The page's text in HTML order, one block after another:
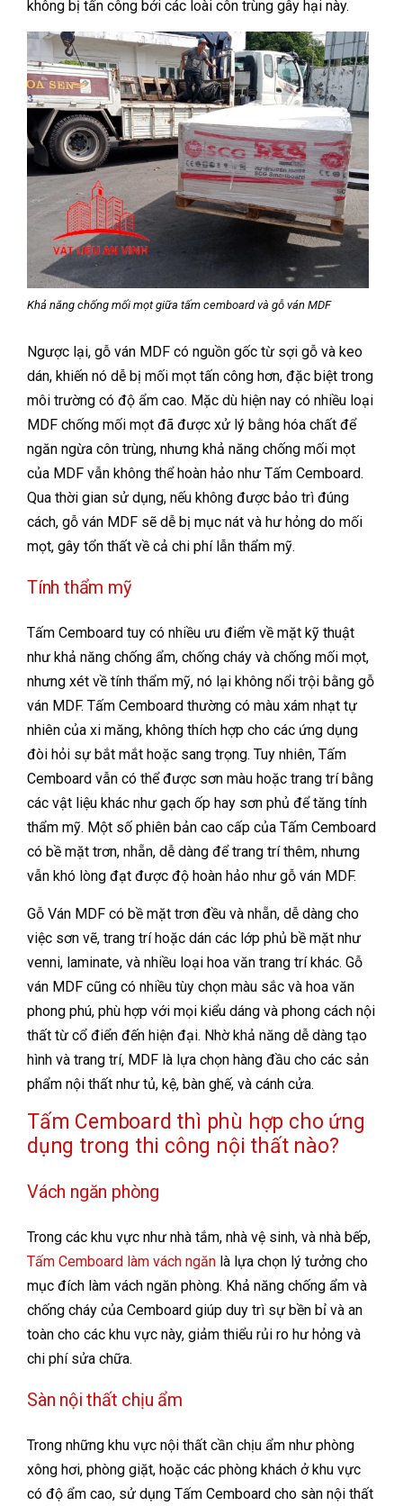
không bị tấn công bởi các loài côn trùng gây hại này.
Khả năng chống mối mọt giữa tấm cemboard và gỗ ván MDF
Ngược lại, gỗ ván MDF có nguồn gốc từ sợi gỗ và keo
dán, khiến nó dễ bị mối mọt tấn công hơn, đặc biệt trong
môi trường có độ ẩm cao. Mặc dù hiện nay có nhiều loại
MDF chống mối mọt đã được xử lý bằng hóa chất để
ngăn ngừa côn trùng, nhưng khả năng chống mối mọt
của MDF vẫn không thể hoàn hảo như Tấm Cemboard.
Qua thời gian sử dụng, nếu không được bảo trì đúng
cách, gỗ ván MDF sẽ dễ bị mục nát và hư hỏng do mối
mọt, gây tổn thất về cả chi phí lẫn thẩm mỹ.
Tính thẩm mỹ
Tấm Cemboard tuy có nhiều ưu điểm về mặt kỹ thuật
như khả năng chống ẩm, chống cháy và chống mối mọt,
nhưng xét về tính thẩm mỹ, nó lại không nổi trội bằng gỗ
ván MDF. Tấm Cemboard thường có màu xám nhạt tự
nhiên của xi măng, không thích hợp cho các ứng dụng
đòi hỏi sự bắt mắt hoặc sang trọng. Tuy nhiên, Tấm
Cemboard vẫn có thể được sơn màu hoặc trang trí bằng
các vật liệu khác như gạch ốp hay sơn phủ để tăng tính
thẩm mỹ. Một số phiên bản cao cấp của Tấm Cemboard
có bề mặt trơn, nhẵn, dễ dàng để trang trí thêm, nhưng
vẫn khó lòng đạt được độ hoàn hảo như gỗ ván MDF.
Gỗ Ván MDF có bề mặt trơn đều và nhẵn, dễ dàng cho
việc sơn vẽ, trang trí hoặc dán các lớp phủ bề mặt như
venni, laminate, và nhiều loại hoa văn trang trí khác. Gỗ
ván MDF cũng có nhiều tùy chọn màu sắc và hoa văn
phong phú, phù hợp với mọi kiểu dáng và phong cách nội
thất từ cổ điển đến hiện đại. Nhờ khả năng dễ dàng tạo
hình và trang trí, MDF là lựa chọn hàng đầu cho các sản
phẩm nội thất như tủ, kệ, bàn ghế, và cánh cửa.
Tấm Cemboard thì phù hợp cho ứng
dụng trong thi công nội thất nào?
Vách ngăn phòng
Trong các khu vực như nhà tắm, nhà vệ sinh, và nhà bếp,
Tấm Cemboard làm vách ngăn là lựa chọn lý tưởng cho
mục đích làm vách ngăn phòng. Khả năng chống ẩm và
chống cháy của Cemboard giúp duy trì sự bền bỉ và an
toàn cho các khu vực này, giảm thiểu rủi ro hư hỏng và
chi phí sửa chữa.
Sàn nội thất chịu ẩm
Trong những khu vực nội thất cần chịu ẩm như phòng
xông hơi, phòng giặt, hoặc các phòng khách ở khu vực
có độ ẩm cao, sử dụng Tấm Cemboard cho sàn nội thất